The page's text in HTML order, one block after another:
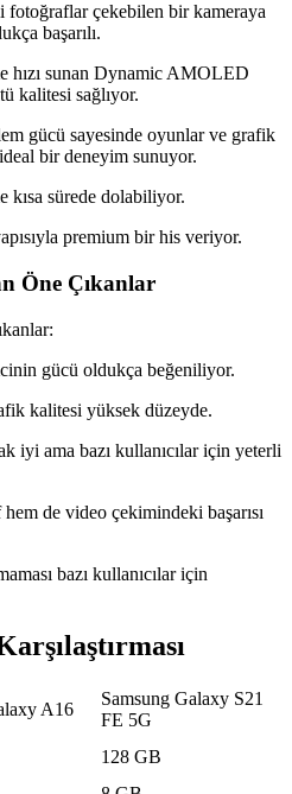
fotoğraflar çekebilen bir kameraya
başarılı.
hızı sunan Dynamic AMOLED
kalitesi sağlıyor.
gücü sayesinde oyunlar ve grafik
bir deneyim sunuyor.
kısa sürede dolabiliyor.
premium bir his veriyor.
Öne Çıkanlar
gücü oldukça beğeniliyor.
kalitesi yüksek düzeyde.
iyi ama bazı kullanıcılar için yeterli
de video çekimindeki başarısı
bazı kullanıcılar için
A16
Samsung Galaxy S21
FE 5G
128 GB